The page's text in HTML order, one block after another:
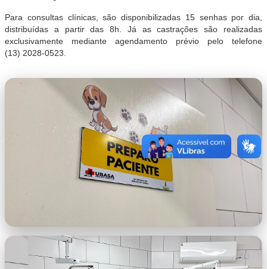
Para consultas clínicas, são disponibilizadas 15 senhas por dia,
distribuídas a partir das 8h. Já as castrações são realizadas
exclusivamente mediante agendamento prévio pelo telefone
(13) 2028-0523.
REVITALIZAÇÃO UBASA 4.jfif